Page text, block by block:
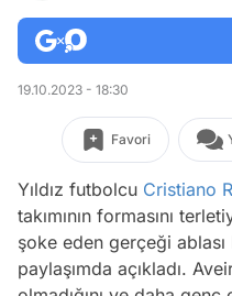
19.10.2023 - 18:30
Favori
Yıldız futbolcu Cristiano
takımının formasını
şoke eden gerçeği ablası
paylaşımda açıkladı.